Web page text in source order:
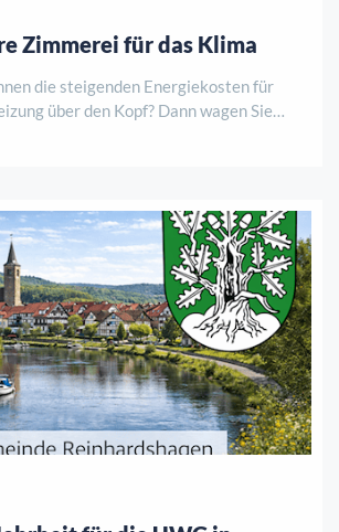
Zimmerei für das Klima
die steigenden Energiekosten für
über den Kopf? Dann wagen Sie